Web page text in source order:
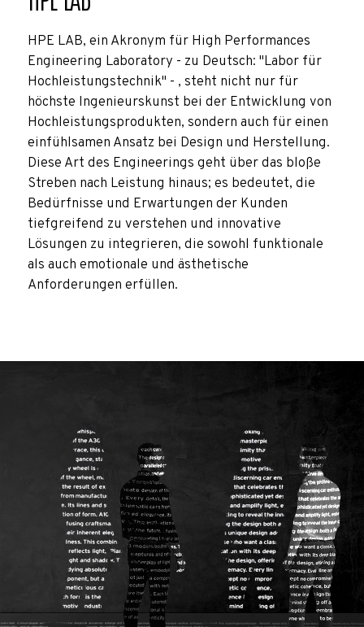
HPE LAB, ein Akronym für High Performances
Engineering Laboratory - zu Deutsch: "Labor für
Hochleistungstechnik" - , steht nicht nur für
höchste Ingenieurskunst bei der Entwicklung von
Hochleistungsprodukten, sondern auch für einen
einfühlsamen Ansatz bei Design und Herstellung.
Diese Art des Engineerings geht über das bloße
Streben nach Leistung hinaus; es bedeutet, die
Bedürfnisse und Erwartungen der Kunden
tiefgreifend zu verstehen und innovative
Lösungen zu integrieren, die sowohl funktionale
als auch emotionale und ästhetische
Anforderungen erfüllen.